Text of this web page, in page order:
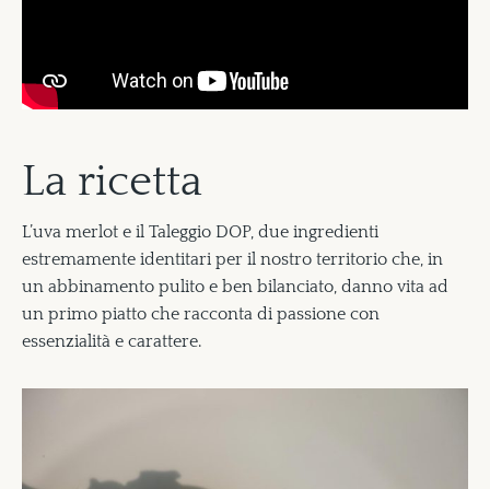
La ricetta
L’uva merlot e il Taleggio DOP, due ingredienti
estremamente identitari per il nostro territorio che, in
un abbinamento pulito e ben bilanciato, danno vita ad
un primo piatto che racconta di passione con
essenzialità e carattere.